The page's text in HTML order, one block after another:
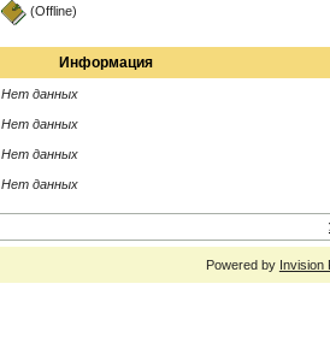
(Offline)
Информация
Нет данных
Нет данных
Нет данных
Нет данных
Powered by Invision